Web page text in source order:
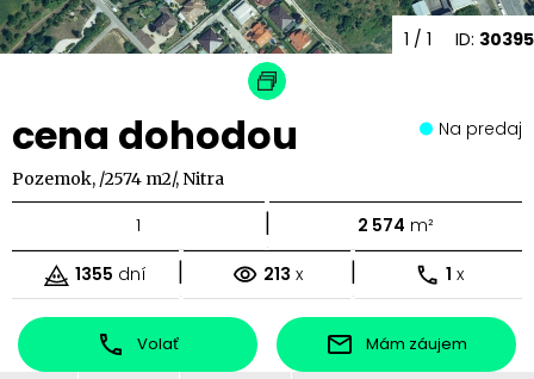
ID: 30395
1 / 1
cena dohodou Na predaj
Pozemok, /2574 m2/, Nitra
1 | 2 574 m²
1355 dní | 213 x | 1 x
Volať Mám záujem